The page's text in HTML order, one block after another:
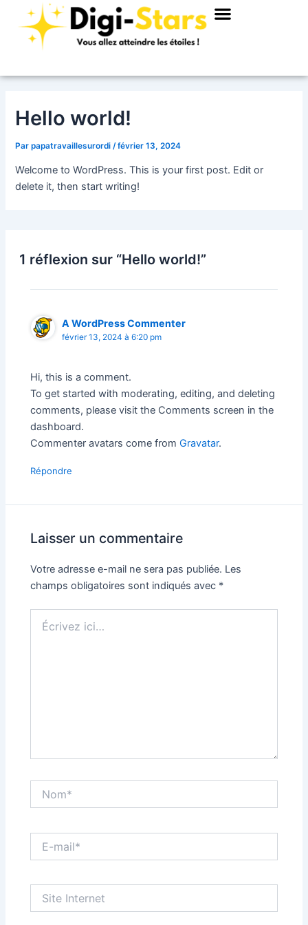
contenu
Menu
Hello world!
Parpapatravaillesurordi /février 13, 2024
Welcome to WordPress. This is your first post. Edit or
delete it, then start writing!
1 réflexion sur “Hello world!”
A WordPress Commenter
février 13, 2024 à 6:20 pm
Hi, this is a comment.
To get started with moderating, editing, and deleting
comments, please visit the Comments screen in the
dashboard.
Commenter avatars come fromGravatar.
Répondre
Laisser un commentaire
Votre adresse e-mail ne sera pas publiée. Les
champs obligatoires sont indiqués avec *
ici…
mail*
Internet